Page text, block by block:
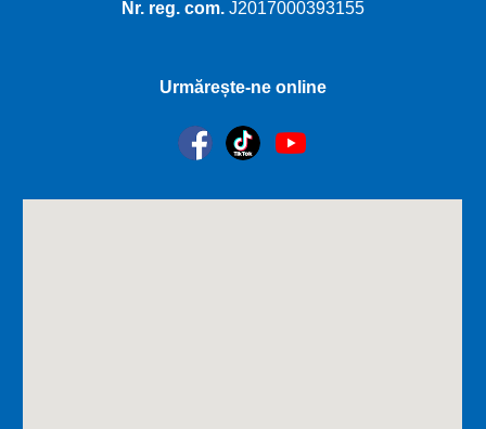
Nr. reg. com. J2017000393155
Urmărește-ne online